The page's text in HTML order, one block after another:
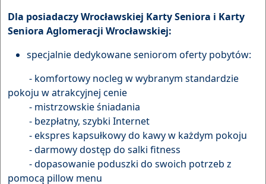
Dla posiadaczy Wrocławskiej Karty Seniora i Karty
Seniora Aglomeracji Wrocławskiej:
specjalnie dedykowane seniorom oferty pobytów:
- komfortowy nocleg w wybranym standardzie
pokoju w atrakcyjnej cenie
- mistrzowskie śniadania
- bezpłatny, szybki Internet
- ekspres kapsułkowy do kawy w każdym pokoju
- darmowy dostęp do salki fitness
- dopasowanie poduszki do swoich potrzeb z
pomocą pillow menu